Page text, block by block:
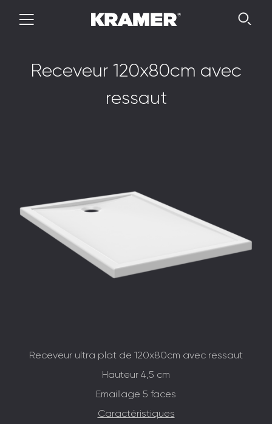
Receveur 120x80cm avec
ressaut
Receveur ultra plat de 120x80cm avec ressaut
Hauteur 4,5 cm
Emaillage 5 faces
Caractéristiques